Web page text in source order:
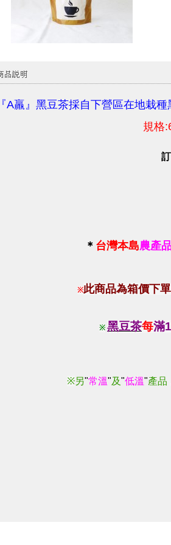
『A羸』黑豆茶採自下營區在地栽
規格
＊ 台灣本島農產
※此商品為箱價下
※ 黑豆茶每滿1
※另"常溫"及"低溫"產品